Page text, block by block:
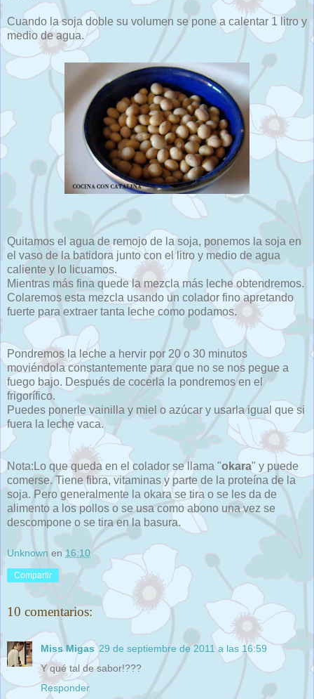
Cuando la soja doble su volumen se pone a calentar 1 litro y
medio de agua.
Quitamos el agua de remojo de la soja, ponemos la soja en
el vaso de la batidora junto con el litro y medio de agua
caliente y lo licuamos.
Mientras más fina quede la mezcla más leche obtendremos.
Colaremos esta mezcla usando un colador fino apretando
fuerte para extraer tanta leche como podamos.
Pondremos la leche a hervir por 20 o 30 minutos
moviéndola constantemente para que no se nos pegue a
fuego bajo. Después de cocerla la pondremos en el
frigorífico.
Puedes ponerle vainilla y miel o azúcar y usarla igual que si
fuera la leche vaca.
Nota:Lo que queda en el colador se llama "okara" y puede
comerse. Tiene fibra, vitaminas y parte de la proteína de la
soja. Pero generalmente la okara se tira o se les da de
alimento a los pollos o se usa como abono una vez se
descompone o se tira en la basura.
Unknown en 16:10
Compartir
10 comentarios:
Miss Migas 29 de septiembre de 2011 a las 16:59
Y qué tal de sabor!???
Responder